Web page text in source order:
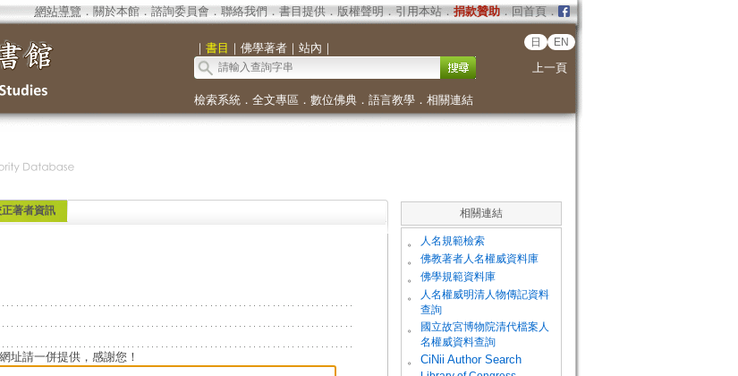
網站導覽 ． 關於本館． 諮詢委員會． 聯絡我們 ． 書目提供． 版權聲明 ． 引用本站． 捐款贊助．回首頁．
｜ 書目 ｜ 佛學著者｜ 站內 ｜ 日 EN
上一頁
檢索系統． 全文專區 ． 數位佛典． 語言教學． 相關連結
著者資訊
址請一併提供，感謝您！
相關連結
。 人名規範檢索
。 佛教著者人名權威資料庫
。 佛學規範資料庫
。
人名權威明清人物傳記資料
查詢
。
國立故宮博物院清代檔案人
名權威資料查詢
。
CiNii Author Search